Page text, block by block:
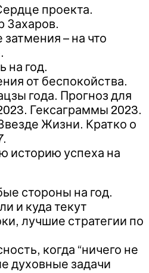
проекта.
Захаров.
– на что
на год.
от беспокойства.
года. Прогноз для
Гексаграммы 2023.
Жизни. Кратко о
историю успеха на
стороны на год.
и куда текут
лучшие стратегии по
когда “ничего не
духовные задачи